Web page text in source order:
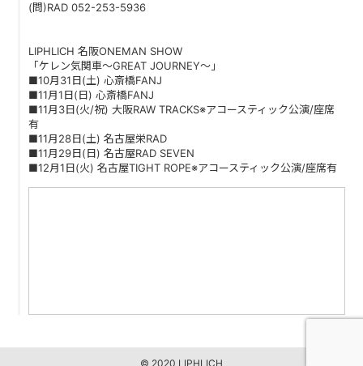
PAST LIVE
GOODS
CONTACT
MESSAGE
(問)RAD 052-253-5936
LIPHLICH 名阪ONEMAN SHOW
「ケレン気関車～GREAT JOURNEY～」
■10月31日(土) 心斎橋FANJ
■11月1日(日) 心斎橋FANJ
■11月3日(火/祝) 大阪RAW TRACKS※アコースティック公演/座席
有
■11月28日(土) 名古屋栄RAD
■11月29日(日) 名古屋RAD SEVEN
■12月1日(火) 名古屋TIGHT ROPE※アコースティック公演/座席有
© 2020 LIPHLICH